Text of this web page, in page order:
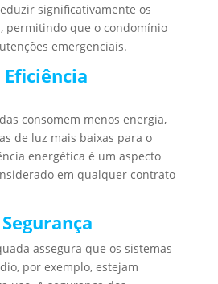
significativamente os
permitindo que o condomínio
emergenciais.
consomem menos energia,
de luz mais baixas para o
energética é um aspecto
em qualquer contrato
assegura que os sistemas
por exemplo, estejam